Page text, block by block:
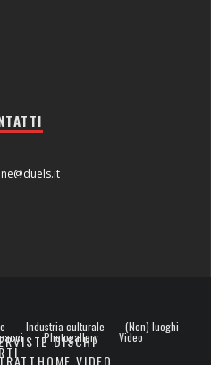
Industria culturale
DISCHI
(Non) luoghi
Photogallery Video